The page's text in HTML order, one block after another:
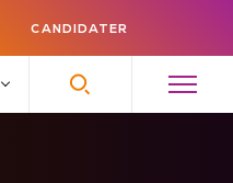
CANDIDATER